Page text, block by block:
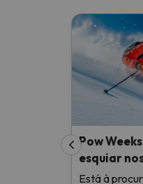
Pow
esquiar
Está à